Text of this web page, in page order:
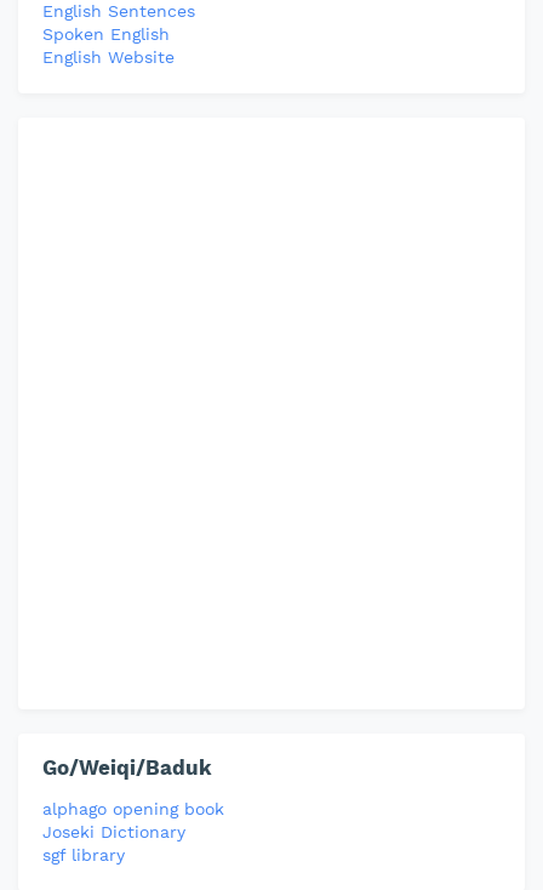
English Sentences
Spoken English
English Website
Go/Weiqi/Baduk
alphago opening book
Joseki Dictionary
sgf library